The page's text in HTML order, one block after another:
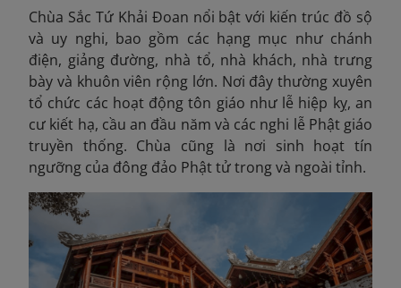
Chùa Sắc Tứ Khải Đoan nổi bật với kiến trúc đồ sộ
và uy nghi, bao gồm các hạng mục như chánh
điện, giảng đường, nhà tổ, nhà khách, nhà trưng
bày và khuôn viên rộng lớn. Nơi đây thường xuyên
tổ chức các hoạt động tôn giáo như lễ hiệp kỵ, an
cư kiết hạ, cầu an đầu năm và các nghi lễ Phật giáo
truyền thống. Chùa cũng là nơi sinh hoạt tín
ngưỡng của đông đảo Phật tử trong và ngoài tỉnh.